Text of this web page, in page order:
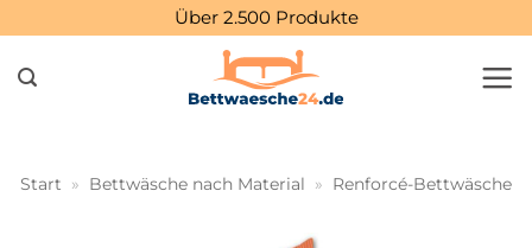
springen
Über 2.500 Produkte
Start » Bettwäsche nach Material » Renforcé-Bettwäsche